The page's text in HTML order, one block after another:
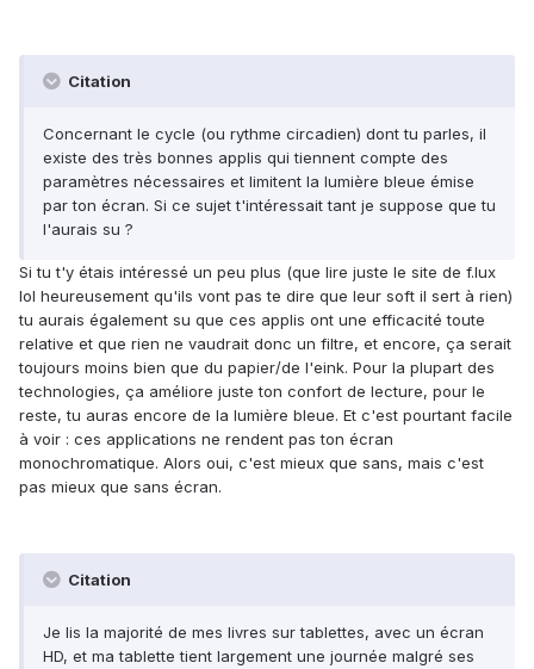
Citation
Concernant le cycle (ou rythme circadien) dont tu parles, il
existe des très bonnes applis qui tiennent compte des
paramètres nécessaires et limitent la lumière bleue émise
par ton écran. Si ce sujet t'intéressait tant je suppose que tu
l'aurais su ?
Si tu t'y étais intéressé un peu plus (que lire juste le site de f.lux
lol heureusement qu'ils vont pas te dire que leur soft il sert à rien)
tu aurais également su que ces applis ont une efficacité toute
relative et que rien ne vaudrait donc un filtre, et encore, ça serait
toujours moins bien que du papier/de l'eink. Pour la plupart des
technologies, ça améliore juste ton confort de lecture, pour le
reste, tu auras encore de la lumière bleue. Et c'est pourtant facile
à voir : ces applications ne rendent pas ton écran
monochromatique. Alors oui, c'est mieux que sans, mais c'est
pas mieux que sans écran.
Citation
Je lis la majorité de mes livres sur tablettes, avec un écran
HD, et ma tablette tient largement une journée malgré ses